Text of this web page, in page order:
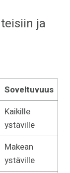
ja
Soveltuvuus
Kaikille
ystäville
Makean
ystäville